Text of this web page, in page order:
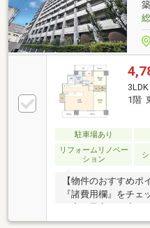
1階
駐車場あり
リフォームリノベー
ション
【物件のおすすめ
『諸費用欄』をチ
♪◆東武東上線「志木